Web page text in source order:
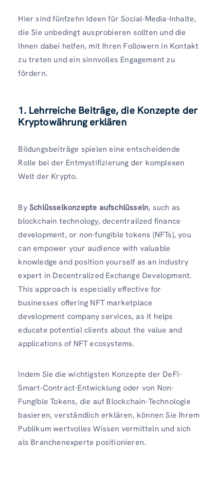
Hier sind fünfzehn Ideen für Social-Media-Inhalte,
die Sie unbedingt ausprobieren sollten und die
Ihnen dabei helfen, mit Ihren Followern in Kontakt
zu treten und ein sinnvolles Engagement zu
fördern.
1. Lehrreiche Beiträge, die Konzepte der
Kryptowährung erklären
Bildungsbeiträge spielen eine entscheidende
Rolle bei der Entmystifizierung der komplexen
Welt der Krypto.
BySchlüsselkonzepte aufschlüsseln, such as
blockchain technology, decentralized finance
development, or non-fungible tokens (NFTs), you
can empower your audience with valuable
knowledge and position yourself as an industry
expert in Decentralized Exchange Development.
This approach is especially effective for
businesses offering NFT marketplace
development company services, as it helps
educate potential clients about the value and
applications of NFT ecosystems.
Indem Sie die wichtigsten Konzepte der DeFi-
Smart-Contract-Entwicklung oder von Non-
Fungible Tokens, die auf Blockchain-Technologie
basieren, verständlich erklären, können Sie Ihrem
Publikum wertvolles Wissen vermitteln und sich
als Branchenexperte positionieren.